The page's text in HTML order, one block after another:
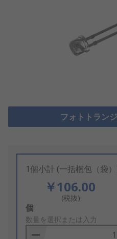
フォトトラン
1個小計 (一括梱包（袋
￥106.00
(税抜)
Add
to
Basket
個
数量を選択または入力